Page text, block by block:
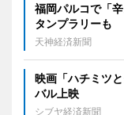
福岡パルコで「
タンプラリーも
天神経済新聞
映画「ハチミツ
バル上映
シブヤ経済新聞